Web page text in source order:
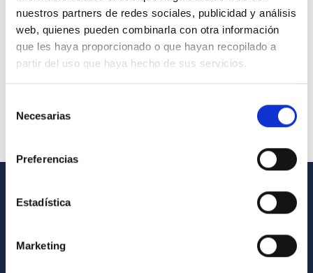
nuestros partners de redes sociales, publicidad y análisis
web, quienes pueden combinarla con otra información
que les haya proporcionado o que hayan recopilado a
partir del uso que haya hecho de sus servicios.
Necesarias
Preferencias
Estadística
Marketing
GENERAL INFORMATION